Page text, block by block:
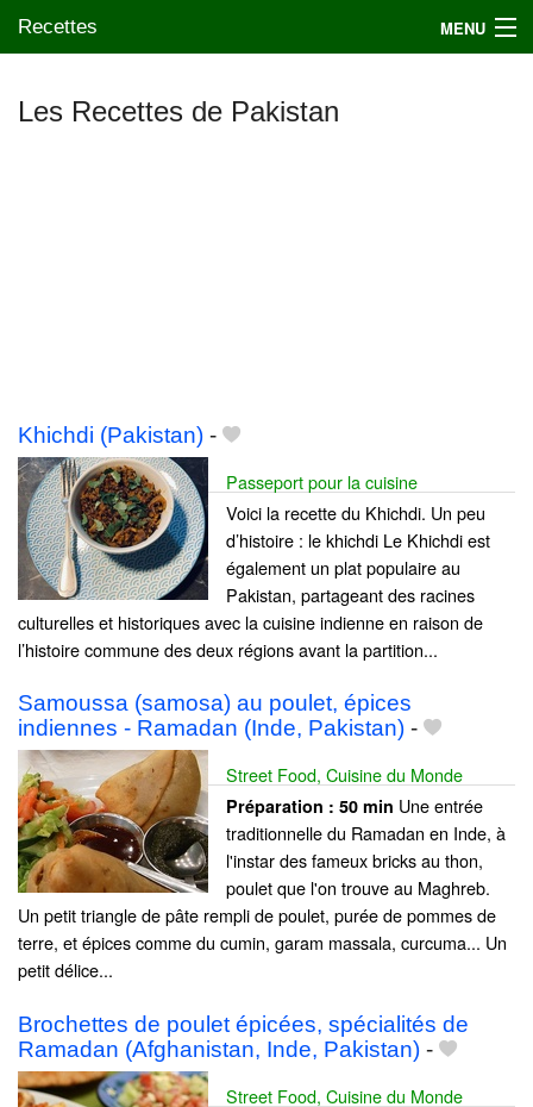
Recettes MENU
Les Recettes de Pakistan
Khichdi (Pakistan) -
Passeport pour la cuisine
Voici la recette du Khichdi. Un peu
d’histoire : le khichdi Le Khichdi est
également un plat populaire au
Pakistan, partageant des racines
culturelles et historiques avec la cuisine indienne en raison de
l’histoire commune des deux régions avant la partition...
Samoussa (samosa) au poulet, épices
indiennes - Ramadan (Inde, Pakistan) -
Street Food, Cuisine du Monde
Préparation : 50 min Une entrée
traditionnelle du Ramadan en Inde, à
l'instar des fameux bricks au thon,
poulet que l'on trouve au Maghreb.
Un petit triangle de pâte rempli de poulet, purée de pommes de
terre, et épices comme du cumin, garam massala, curcuma... Un
petit délice...
Brochettes de poulet épicées, spécialités de
Ramadan (Afghanistan, Inde, Pakistan) -
Street Food, Cuisine du Monde